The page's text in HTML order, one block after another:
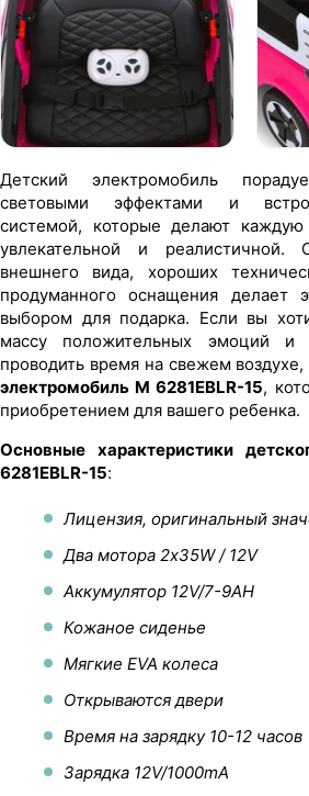
Детский электромобиль
световыми эффектами и
системой, которые делают
увлекательной и реалистичной.
внешнего вида, хороших
продуманного оснащения делает
выбором для подарка. Если вы
массу положительных эмоций и
проводить время на свежем
электромобиль M 6281EBLR-15,
приобретением для вашего ребенка.
Основные характеристики
6281EBLR-15:
Лицензия, оригинальный
Два мотора 2х35W / 12V
Аккумулятор 12V/7-9AH
Кожаное сиденье
Мягкие EVA колеса
Открываются двери
Время на зарядку 10-12 часов
Зарядка 12V/1000mA